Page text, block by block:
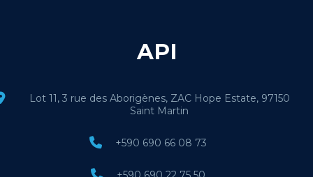
API
Lot 11, 3 rue des Aborigènes, ZAC Hope Estate, 97150
Saint Martin
+590 690 66 08 73